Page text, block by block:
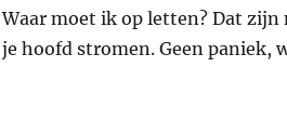
Waar moet ik op letten? Dat zijn
je hoofd stromen. Geen paniek,